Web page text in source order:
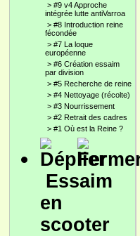
> #9 v4 Approche
intégrée lutte antiVarroa
> #8 Introduction reine
fécondée
> #7 La loque
européenne
> #6 Création essaim
par division
> #5 Recherche de reine
> #4 Nettoyage (récolte)
> #3 Nourrissement
> #2 Retrait des cadres
> #1 Où est la Reine ?
Essaim
en
scooter